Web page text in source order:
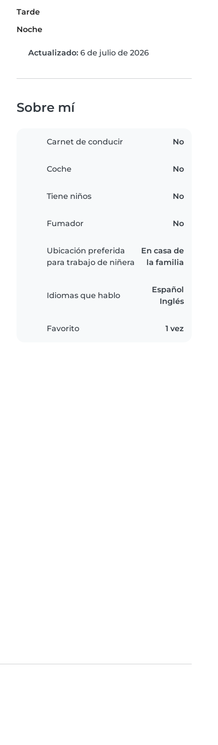
Tarde
Noche
Actualizado: 6 de julio de 2026
Sobre mí
Carnet de conducir No
Coche No
Tiene niños No
Fumador No
Ubicación preferida
para trabajo de niñera
En casa de
la familia
Idiomas que hablo
Español
Inglés
Favorito 1 vez